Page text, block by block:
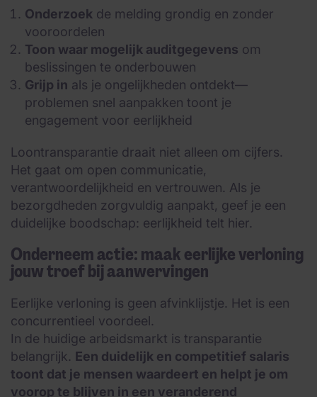
Onderzoek de melding grondig en zonder
vooroordelen
Toon waar mogelijk auditgegevens om
beslissingen te onderbouwen
Grijp in als je ongelijkheden ontdekt—
problemen snel aanpakken toont je
engagement voor eerlijkheid
Loontransparantie draait niet alleen om cijfers.
Het gaat om open communicatie,
verantwoordelijkheid en vertrouwen. Als je
bezorgdheden zorgvuldig aanpakt, geef je een
duidelijke boodschap: eerlijkheid telt hier.
Onderneem actie: maak eerlijke verloning
jouw troef bij aanwervingen
Eerlijke verloning is geen afvinklijstje. Het is een
concurrentieel voordeel.
In de huidige arbeidsmarkt is transparantie
belangrijk. Een duidelijk en competitief salaris
toont dat je mensen waardeert en helpt je om
voorop te blijven in een veranderend